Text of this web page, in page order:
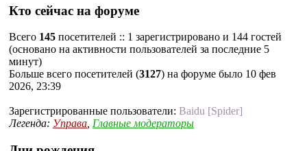
Кто сейчас на форуме
Всего 145 посетителей :: 1 зарегистрировано и 144 гостей
(основано на активности пользователей за последние 5
минут)
Больше всего посетителей (3127) на форуме было 10 фев
2026, 23:39
Зарегистрированные пользователи: Baidu [Spider]
Легенда: Управа, Главные модераторы